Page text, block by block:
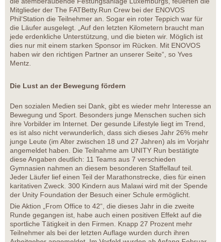
Mitglieder der The FATBetty.Run Crew bei der ENOVOS
Phil‘Station die Teilnehmer an. Sogar ein roter Teppich war für
die Läufer ausgelegt. „Auf den letzten Kilometern braucht man
jede erdenkliche Unterstützung, und die bieten wir. Möglich ist
dies nur mit einem starken Sponsor im Rücken. Mit ENOVOS
haben wir den richtigen Partner an unserer Seite“, so Yves
Mentz.
Die Lust an der Bewegung fördern
Den sozialen Medien sei Dank, gibt es wieder mehr Interesse an
Bewegung und Sport. Besonders junge Menschen suchen sich
ihre Vorbilder im Internet. Der gesunde Lifestyle liegt im Trend,
es ist also nicht verwunderlich, dass sich dieses Jahr 26% mehr
junge Leute (im Alter zwischen 18 und 27 Jahren) als im Vorjahr
angemeldet haben. Die Teilnahme am UNITY Run bestätigte
diese Angaben deutlich: 11 Teams aus 7 verschieden
Gymnasien nahmen an diesem besonderen Staffellauf teil.
Jeder Läufer lief einen Teil der Marathonstrecke, dies für einen
karitativen Zweck. 300 Kindern aus Malawi wird mit der Spende
der Unity Foundation der Besuch einer Schule ermöglicht.
Die Aktion „From Office to 42“, die dieses Jahr in die zweite
Runde gegangen ist, habe auch einen positiven Effekt auf die
sportliche Tätigkeit in den Firmen. Knapp 27 Prozent mehr
Teilnehmer als bei der letzten Auflage wurden durch ihren